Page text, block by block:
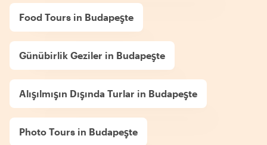
Food Tours in Budapeşte
Günübirlik Geziler in Budapeşte
Alışılmışın Dışında Turlar in Budapeşte
Photo Tours in Budapeşte